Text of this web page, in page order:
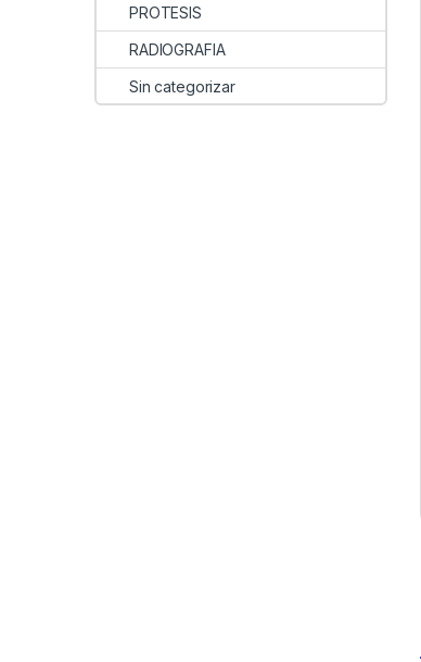
PROTESIS
RADIOGRAFIA
Sin categorizar